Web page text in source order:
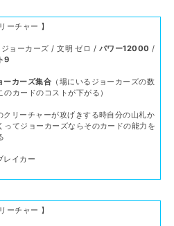
ーチャー 】
ョーカーズ / 文明 ゼロ / パワー12000 /
9
ーカーズ集合 （場にいるジョーカーズの数
のカードのコストが下がる）
クリーチャーが攻げきする時自分の山札か
ってジョーカーズならそのカードの能力を
レイカー
ーチャー 】